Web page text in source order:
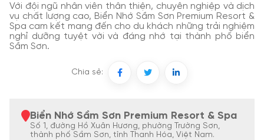
Với đội ngũ nhân viên thân thiện, chuyên nghiệp và dịch
vụ chất lượng cao, Biển Nhớ Sầm Sơn Premium Resort &
Spa cam kết mang đến cho du khách những trải nghiệm
nghỉ dưỡng tuyệt vời và đáng nhớ tại thành phố biển
Sầm Sơn.
Chia sẻ:
Biển Nhớ Sầm Sơn Premium Resort & Spa
Số 1, đường Hồ Xuân Hương, phường Trường Sơn,
thành phố Sầm Sơn, tỉnh Thanh Hóa, Việt Nam.